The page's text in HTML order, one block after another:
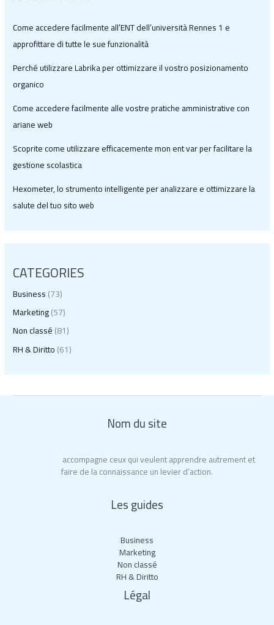
Come accedere facilmente all’ENT dell’università Rennes 1 e
approfittare di tutte le sue funzionalità
Perché utilizzare Labrika per ottimizzare il vostro posizionamento
organico
Come accedere facilmente alle vostre pratiche amministrative con
ariane web
Scoprite come utilizzare efficacemente mon ent var per facilitare la
gestione scolastica
Hexometer, lo strumento intelligente per analizzare e ottimizzare la
salute del tuo sito web
CATEGORIES
Business(73)
Marketing(57)
Non classé(81)
RH & Diritto(61)
Nom du site
accompagne ceux qui veulent apprendre autrement et
faire de la connaissance un levier d’action.
Les guides
Business
Marketing
Non classé
RH & Diritto
Légal